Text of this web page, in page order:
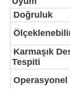
Doğruluk
Karmaşık
Tespiti
Operasyonel